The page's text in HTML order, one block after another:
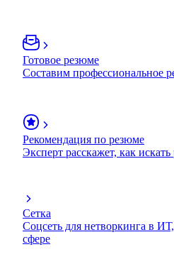
Готовое резюме
Составим профессиональное
Рекомендация по резюме
Эксперт расскажет, как
Сетка
Соцсеть для нетворкинга в
сфере